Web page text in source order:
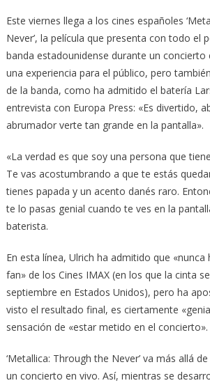
Este viernes llega a los cines españoles
Never’, la película que presenta con todo el
banda estadounidense durante un concierto
una experiencia para el público, pero
de la banda, como ha admitido el batería
entrevista con Europa Press: «Es divertido,
abrumador verte tan grande en la pantalla».
«La verdad es que soy una persona que
Te vas acostumbrando a que te estás
tienes papada y un acento danés raro.
te lo pasas genial cuando te ves en la
baterista.
En esta línea, Ulrich ha admitido que «nunca
fan» de los Cines IMAX (en los que la cinta
septiembre en Estados Unidos), pero ha
visto el resultado final, es ciertamente
sensación de «estar metido en el concierto».
‘Metallica: Through the Never’ va más allá
un concierto en vivo. Así, mientras se